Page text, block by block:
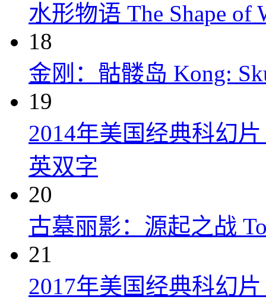
水形物语 The Shape of
18
金刚：骷髅岛 Kong:
19
2014年美国经典科幻
英双字
20
古墓丽影：源起之战
21
2017年美国经典科幻